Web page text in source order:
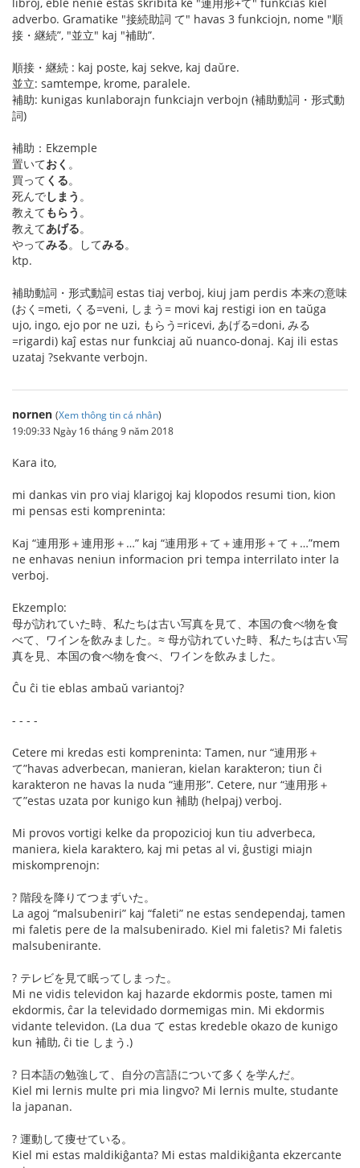
adverbo. Gramatike "接続助詞 て" havas 3 funkciojn, nome "順
接・継続”, "並立" kaj "補助”.
順接・継続 : kaj poste, kaj sekve, kaj daŭre.
並立: samtempe, krome, paralele.
補助: kunigas kunlaborajn funkciajn verbojn (補助動詞・形式動
詞)
補助：Ekzemple
置いておく 。
買って くる。
死んでしまう 。
教えてもらう 。
教えてあげる。
やってみる。してみる。
ktp.
補助動詞・形式動詞 estas tiaj verboj, kiuj jam perdis 本来の意味
(おく=meti, くる=veni, しまう= movi kaj restigi ion en taŭga
ujo, ingo, ejo por ne uzi, もらう=ricevi, あげる=doni, みる
=rigardi) kaĵ estas nur funkciaj aŭ nuanco-donaj. Kaj ili estas
uzataj ?sekvante verbojn.
nornen (Xem thông tin cá nhân)
19:09:33 Ngày 16 tháng 9 năm 2018
Kara ito,
mi dankas vin pro viaj klarigoj kaj klopodos resumi tion, kion
mi pensas esti kompreninta:
Kaj “連用形＋連用形＋…” kaj “連用形＋て＋連用形＋て＋…”mem
ne enhavas neniun informacion pri tempa interrilato inter la
verboj.
Ekzemplo:
母が訪れていた時、私たちは古い写真を見て、本国の食べ物を食
べて、ワインを飲みました。≈ 母が訪れていた時、私たちは古い写
真を見、本国の食べ物を食べ、ワインを飲みました。
Ĉu ĉi tie eblas ambaŭ variantoj?
- - - -
Cetere mi kredas esti kompreninta: Tamen, nur “連用形＋
て”havas adverbecan, manieran, kielan karakteron; tiun ĉi
karakteron ne havas la nuda “連用形”. Cetere, nur “連用形＋
て”estas uzata por kunigo kun 補助 (helpaj) verboj.
Mi provos vortigi kelke da propozicioj kun tiu adverbeca,
maniera, kiela karaktero, kaj mi petas al vi, ĝustigi miajn
miskomprenojn:
? 階段を降りてつまずいた。
La agoj “malsubeniri” kaj “faleti” ne estas sendependaj, tamen
mi faletis pere de la malsubenirado. Kiel mi faletis? Mi faletis
malsubenirante.
? テレビを見て眠ってしまった。
Mi ne vidis televidon kaj hazarde ekdormis poste, tamen mi
ekdormis, ĉar la televidado dormemigas min. Mi ekdormis
vidante televidon. (La dua て estas kredeble okazo de kunigo
kun 補助, ĉi tie しまう.)
? 日本語の勉強して、自分の言語について多くを学んだ。
Kiel mi lernis multe pri mia lingvo? Mi lernis multe, studante
la japanan.
? 運動して痩せている。
Kiel mi estas maldikiĝanta? Mi estas maldikiĝanta ekzercante